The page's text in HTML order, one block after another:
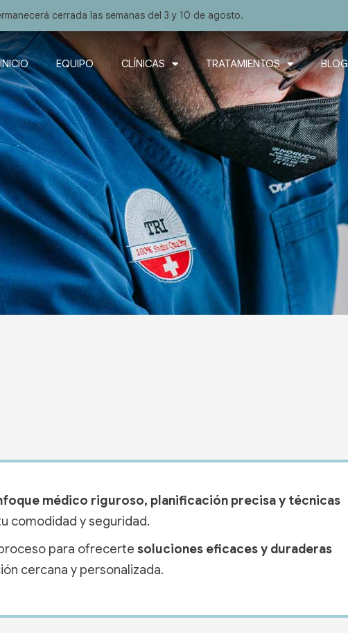
cerrada las semanas del 3 y 10 de agosto.
INICIO EQUIPO CLÍNICAS TRATAMIENTOS BLOG
médico riguroso, planificación precisa y técnicas
comodidad y seguridad.
para ofrecerte soluciones eficaces y duraderas
cercana y personalizada.